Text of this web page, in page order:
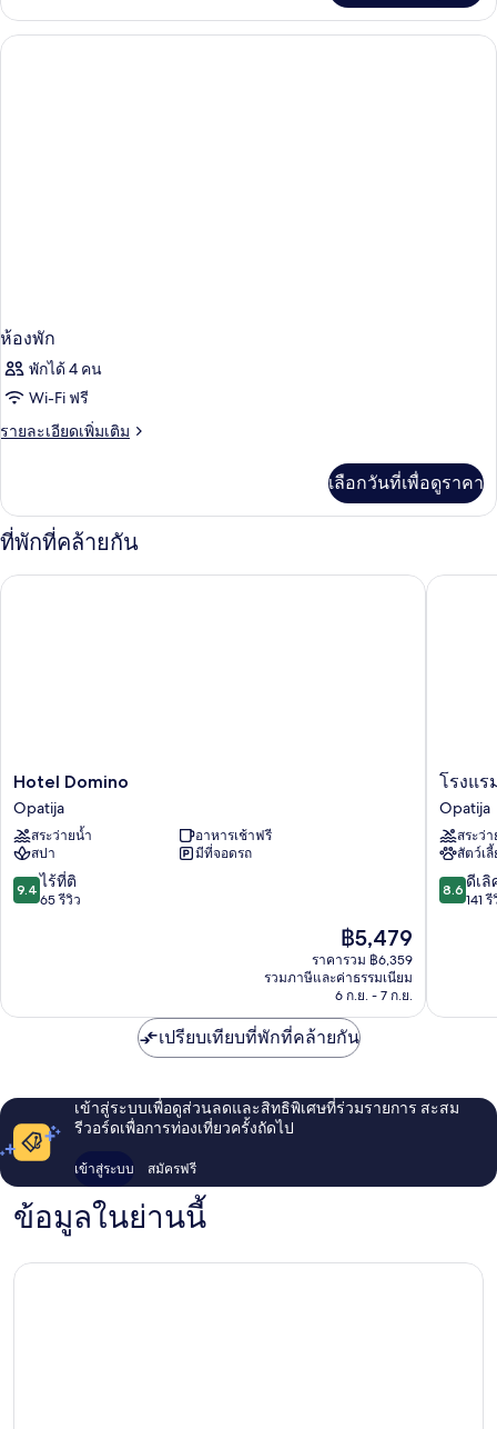
with
park
view
เกี่ยว
กับ
SUPERIOR
ห้องพัก
พักได้ 4 คน
Wi-Fi ฟรี
รายละเอียดเพิ่มเติม
ราย
เกี่ยว
กับ
ห้อง
เลือกวันที่เพื่อดูราคา
ที่พักที่คล้ายกัน
Hotel
Domino
Opatija
Hotel Domino
Opatija
สระว่ายน้ำ
อาหารเช้าฟรี
สปา
มีที่จอดรถ
9.4
จาก
รีวิว
9.4 ไร้ที่ติ
65 รีวิว
ราคา
ปัจจุบัน
คือ
฿5,479
฿5,479
ราคารวม ฿6,359
รวมภาษีและค่าธรรมเนียม
6 ก.ย. - 7 ก.ย.
Hotel Domino
โรงแรม
อิส
ทรา
-
ลิ
บูร์
เนีย
โรงแร
Opatija
สระว่
สัตว์เ
8.6
จาก
8.6 ดีเลิ
141
โรงแรม
เปรียบเทียบที่พักที่คล้ายกัน
เข้าสู่ระบบเพื่อดูส่วนลดและสิทธิพิเศษที่ร่วมรายการ สะสม
รีวอร์ดเพื่อการท่องเที่ยวครั้งถัดไป
เข้าสู่ระบบ สมัครฟรี
ข้อมูลในย่านนี้